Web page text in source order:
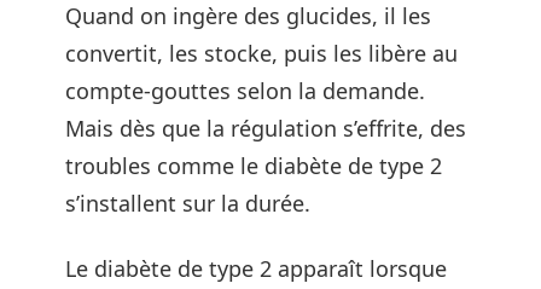
Quand on ingère des glucides, il les
convertit, les stocke, puis les libère au
compte-gouttes selon la demande.
Mais dès que la régulation s’effrite, des
troubles comme le diabète de type 2
s’installent sur la durée.
Le diabète de type 2 apparaît lorsque